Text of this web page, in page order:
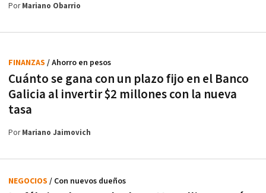
PorMariano Obarrio
Cuánto se gana con un plazo fijo en el Banco
Galicia al invertir $2 millones con la nueva
tasa
FINANZAS / Ahorro en pesos
PorMariano Jaimovich
NEGOCIOS / Con nuevos dueños